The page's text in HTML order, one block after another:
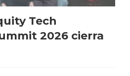
Tech
2026 cierra